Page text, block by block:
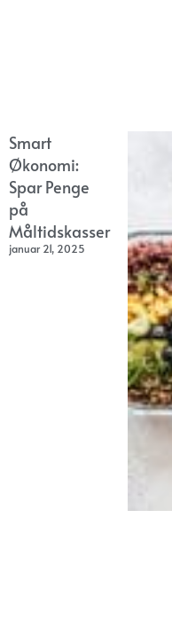
Smart
Økonomi:
Spar Penge
på
Måltidskasser
januar 21, 2025